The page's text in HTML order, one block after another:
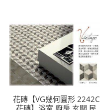
花磚【VG幾何圖形 2242C
花磚】浴室,廚房,玄關,民